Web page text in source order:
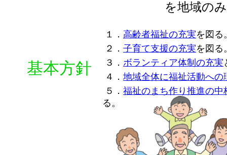
を地域の
基本方針
１． 高齢者福祉の充実を図る
２． 子育て支援の充実を図る
３． ボランティア体制の充実
４． 地域全体に福祉活動への
５． 福祉のまち作り推進の
る。